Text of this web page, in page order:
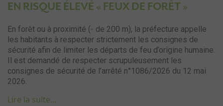
EN RISQUE ÉLEVÉ « FEUX DE FORÊT »
En forêt ou à proximité (- de 200 m), la préfecture appelle
les habitants à respecter strictement les consignes de
sécurité afin de limiter les départs de feu d’origine humaine.
Il est demandé de respecter scrupuleusement les
consignes de sécurité de l’arrêté n°1086/2026 du 12 mai
2026.
Lire la suite...